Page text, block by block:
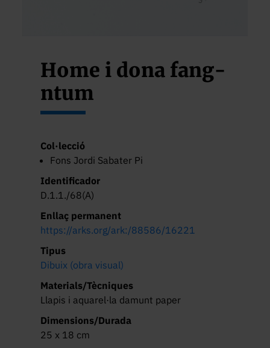
Home i dona fang-
ntum
Col·lecció
Fons Jordi Sabater Pi
Identificador
D.1.1./68(A)
Enllaç permanent
https://arks.org/ark:/88586/16221
Tipus
Dibuix (obra visual)
Materials/Tècniques
Llapis i aquarel·la damunt paper
Dimensions/Durada
25 x 18 cm